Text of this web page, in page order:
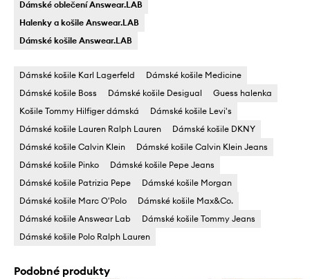
Dámské oblečení Answear.LAB
Halenky a košile Answear.LAB
Dámské košile Answear.LAB
Dámské košile Karl Lagerfeld
Dámské košile Medicine
Dámské košile Boss
Dámské košile Desigual
Guess halenka
Košile Tommy Hilfiger dámská
Dámské košile Levi's
Dámské košile Lauren Ralph Lauren
Dámské košile DKNY
Dámské košile Calvin Klein
Dámské košile Calvin Klein Jeans
Dámské košile Pinko
Dámské košile Pepe Jeans
Dámské košile Patrizia Pepe
Dámské košile Morgan
Dámské košile Marc O'Polo
Dámské košile Max&Co.
Dámské košile Answear Lab
Dámské košile Tommy Jeans
Dámské košile Polo Ralph Lauren
Podobné produkty